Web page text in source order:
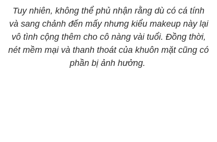
Tuy nhiên, không thể phủ nhận rằng dù có cá tính
và sang chảnh đến mấy nhưng kiểu makeup này lại
vô tình cộng thêm cho cô nàng vài tuổi. Đồng thời,
nét mềm mại và thanh thoát của khuôn mặt cũng có
phần bị ảnh hưởng.